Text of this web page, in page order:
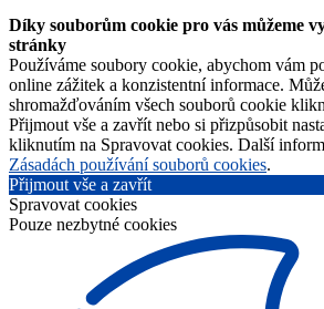
Díky souborům cookie pro vás můžeme
stránky
Používáme soubory cookie, abychom vám
online zážitek a konzistentní informace.
shromažďováním všech souborů cookie
Přijmout vše a zavřít nebo si přizpůsobit
kliknutím na Spravovat cookies. Další
Zásadách používání souborů cookies.
Přijmout vše a zavřít
Spravovat cookies
Pouze nezbytné cookies